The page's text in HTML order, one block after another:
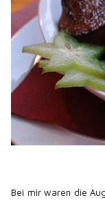
Bei mir waren die